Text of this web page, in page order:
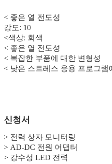
< 좋은 열 전도성
강도: 10
<색상: 회색
< 좋은 열 전도성
< 복잡한 부품에 대한 변형성
< 낮은 스트레스 응용 프로그램
신청서
> 전력 상자 모니터링
> AD-DC 전원 어댑터
> 강수성 LED 전력